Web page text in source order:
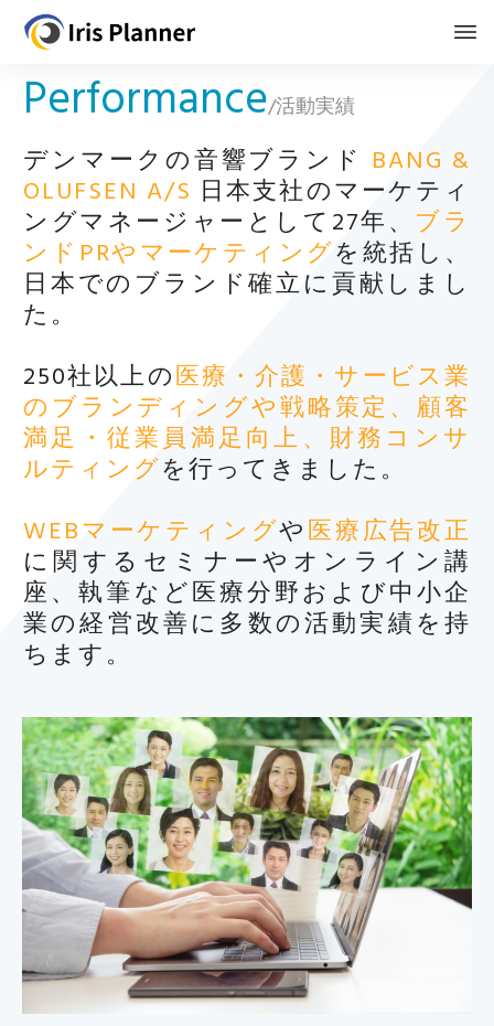
Performance/活動実績
デンマークの音響ブランド BANG &
OLUFSEN A/S 日本支社のマーケティ
ングマネージャーとして27年、 ブラ
ンドPRやマーケティングを統括し、
日本でのブランド確立に貢献しまし
た。
250社以上の医療・介護・サービス業
のブランディングや戦略策定、顧客
満足・従業員満足向上、財務コンサ
ルティングを行ってきました。
WEBマーケティングや医療広告改正
に関するセミナーやオンライン講
座、執筆など医療分野および中小企
業の経営改善に多数の活動実績を持
ちます。